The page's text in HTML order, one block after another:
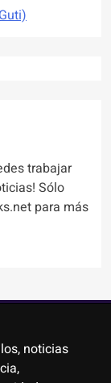
trabajar
Sólo
para más
noticias